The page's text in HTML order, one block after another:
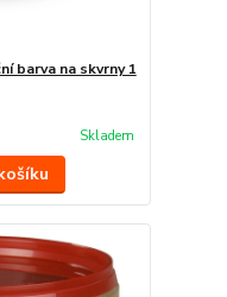
barva na skvrny 1
Skladem